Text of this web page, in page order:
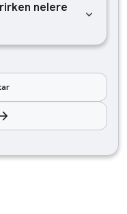
nelere
keyboard_arrow_down